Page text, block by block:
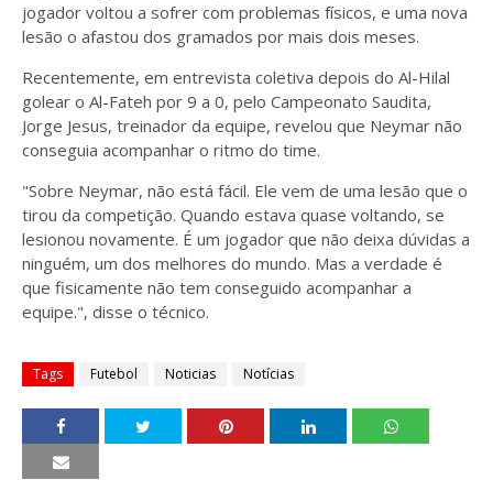
jogador voltou a sofrer com problemas físicos, e uma nova
lesão o afastou dos gramados por mais dois meses.
Recentemente, em entrevista coletiva depois do Al-Hilal
golear o Al-Fateh por 9 a 0, pelo Campeonato Saudita,
Jorge Jesus, treinador da equipe, revelou que Neymar não
conseguia acompanhar o ritmo do time.
"Sobre Neymar, não está fácil. Ele vem de uma lesão que o
tirou da competição. Quando estava quase voltando, se
lesionou novamente. É um jogador que não deixa dúvidas a
ninguém, um dos melhores do mundo. Mas a verdade é
que fisicamente não tem conseguido acompanhar a
equipe.", disse o técnico.
Tags Futebol Noticias Notícias